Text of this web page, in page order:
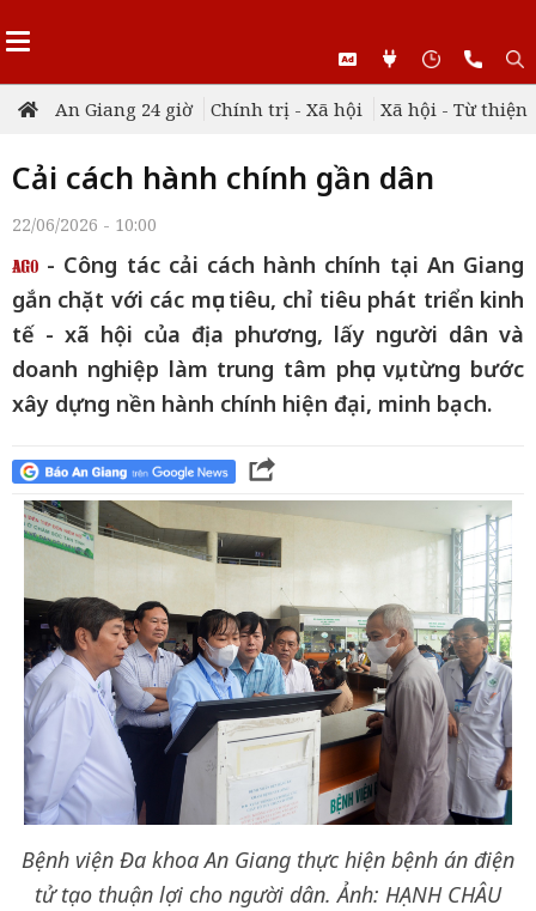
An Giang 24 giờ Chính trị - Xã hội Xã hội - Từ thiện
Cải cách hành chính gần dân
22/06/2026 - 10:00
- Công tác cải cách hành chính tại An Giang
gắn chặt với các mục tiêu, chỉ tiêu phát triển kinh
tế - xã hội của địa phương, lấy người dân và
doanh nghiệp làm trung tâm phục vụ, từng bước
xây dựng nền hành chính hiện đại, minh bạch.
Bệnh viện Đa khoa An Giang thực hiện bệnh án điện
tử tạo thuận lợi cho người dân. Ảnh: HẠNH CHÂU